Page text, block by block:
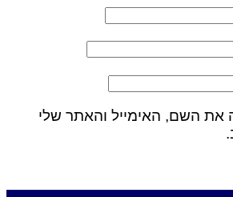
האימייל והאתר שלי